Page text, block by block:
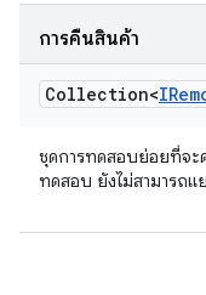
การคืนสินค้า
Collection<
ชุดการทดสอบย่อยที่จะ
ทดสอบ ยังไม่สามารถ